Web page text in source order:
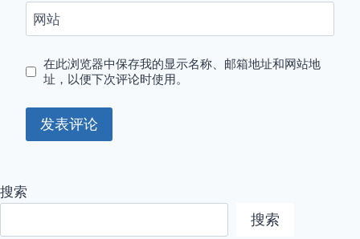
网站
在此浏览器中保存我的显示名称、邮箱地址和网站地
址，以便下次评论时使用。
搜索
搜索